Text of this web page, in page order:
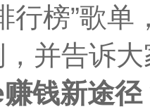
行榜”歌
并告诉
钱新途